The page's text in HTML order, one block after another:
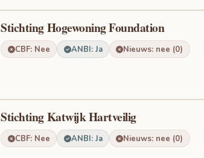
Stichting Hogewoning Foundation
CBF: Nee ANBI: Ja Nieuws: nee (0)
Stichting Katwijk Hartveilig
CBF: Nee ANBI: Ja Nieuws: nee (0)